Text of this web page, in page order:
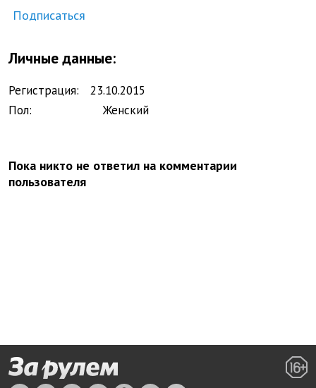
Подписаться
Личные данные:
Регистрация: 23.10.2015
Пол:
Женский
Пока никто не ответил на комментарии
пользователя